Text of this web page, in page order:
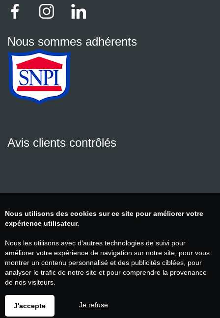
Nous sommes adhérents
Avis clients contrôlés
Nous utilisons des cookies sur ce site pour améliorer votre
expérience utilisateur.
Nous les utilisons avec d'autres technologies de suivi pour
améliorer votre expérience de navigation sur notre site, pour vous
montrer un contenu personnalisé et des publicités ciblées, pour
analyser le trafic de notre site et pour comprendre la provenance
de nos visiteurs.
J'accepte Je refuse